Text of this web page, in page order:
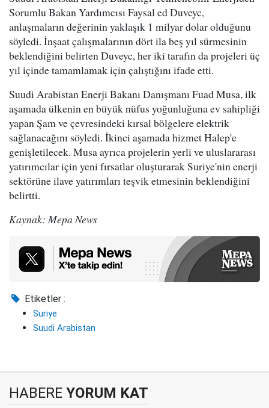
Sorumlu Bakan Yardımcısı Faysal ed Duveyc,
anlaşmaların değerinin yaklaşık 1 milyar dolar olduğunu
söyledi. İnşaat çalışmalarının dört ila beş yıl sürmesinin
beklendiğini belirten Duveyc, her iki tarafın da projeleri üç
yıl içinde tamamlamak için çalıştığını ifade etti.
Suudi Arabistan Enerji Bakanı Danışmanı Fuad Musa, ilk
aşamada ülkenin en büyük nüfus yoğunluğuna ev sahipliği
yapan Şam ve çevresindeki kırsal bölgelere elektrik
sağlanacağını söyledi. İkinci aşamada hizmet Halep'e
genişletilecek. Musa ayrıca projelerin yerli ve uluslararası
yatırımcılar için yeni fırsatlar oluşturarak Suriye'nin enerji
sektörüne ilave yatırımları teşvik etmesinin beklendiğini
belirtti.
Kaynak: Mepa News
Etiketler :
Suriye
Suudi Arabistan
HABERE YORUM KAT